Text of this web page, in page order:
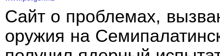
Cайт о проблемах,
оружия на